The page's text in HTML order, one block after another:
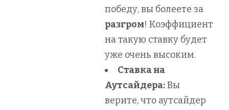
победу, вы болеете за
разгром! Коэффициент
на такую ставку будет
уже очень высоким.
Ставка на
Аутсайдера:Вы
верите, что аутсайдер